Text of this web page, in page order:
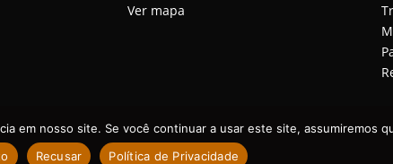
Ver mapa
DESENVOLVIDO POR ASSECONT.
em nosso site. Se você continuar a usar este site, assumiremos
Recusar Política de Privacidade